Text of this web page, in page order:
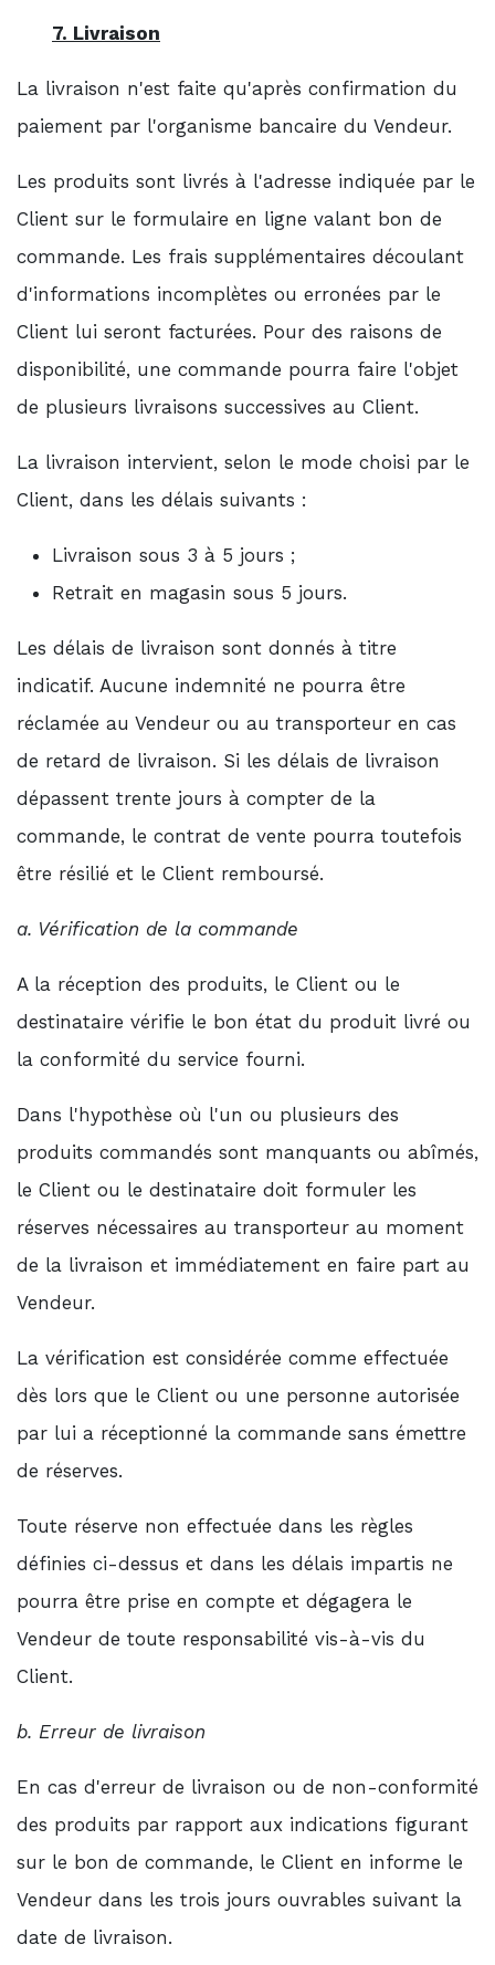
7. Livraison
La livraison n'est faite qu'après confirmation du
paiement par l'organisme bancaire du Vendeur.
Les produits sont livrés à l'adresse indiquée par le
Client sur le formulaire en ligne valant bon de
commande. Les frais supplémentaires découlant
d'informations incomplètes ou erronées par le
Client lui seront facturées. Pour des raisons de
disponibilité, une commande pourra faire l'objet
de plusieurs livraisons successives au Client.
La livraison intervient, selon le mode choisi par le
Client, dans les délais suivants :
Livraison sous 3 à 5 jours ;
Retrait en magasin sous 5 jours.
Les délais de livraison sont donnés à titre
indicatif. Aucune indemnité ne pourra être
réclamée au Vendeur ou au transporteur en cas
de retard de livraison. Si les délais de livraison
dépassent trente jours à compter de la
commande, le contrat de vente pourra toutefois
être résilié et le Client remboursé.
a. Vérification de la commande
A la réception des produits, le Client ou le
destinataire vérifie le bon état du produit livré ou
la conformité du service fourni.
Dans l'hypothèse où l'un ou plusieurs des
produits commandés sont manquants ou abîmés,
le Client ou le destinataire doit formuler les
réserves nécessaires au transporteur au moment
de la livraison et immédiatement en faire part au
Vendeur.
La vérification est considérée comme effectuée
dès lors que le Client ou une personne autorisée
par lui a réceptionné la commande sans émettre
de réserves.
Toute réserve non effectuée dans les règles
définies ci-dessus et dans les délais impartis ne
pourra être prise en compte et dégagera le
Vendeur de toute responsabilité vis-à-vis du
Client.
b. Erreur de livraison
En cas d'erreur de livraison ou de non-conformité
des produits par rapport aux indications figurant
sur le bon de commande, le Client en informe le
Vendeur dans les trois jours ouvrables suivant la
date de livraison.